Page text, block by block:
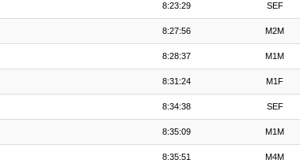
8:23:29 SEF
8:27:56 M2M
8:28:37 M1M
8:31:24 M1F
8:34:38 SEF
8:35:09 M1M
8:35:51 M4M